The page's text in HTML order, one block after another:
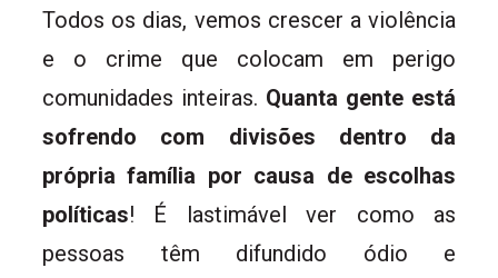
Todos os dias, vemos crescer a violência
e o crime que colocam em perigo
comunidades inteiras. Quanta gente está
sofrendo com divisões dentro da
própria família por causa de escolhas
políticas! É lastimável ver como as
pessoas têm difundido ódio e